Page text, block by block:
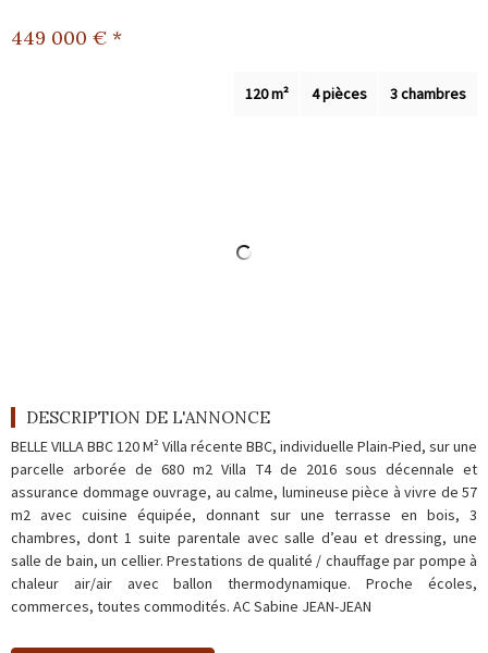
Gestion
449 000 € *
3 chambres
4 pièces
120 m²
DESCRIPTION DE L'ANNONCE
BELLE VILLA BBC 120 M² Villa récente BBC, individuelle Plain-Pied, sur une
parcelle arborée de 680 m2 Villa T4 de 2016 sous décennale et
assurance dommage ouvrage, au calme, lumineuse pièce à vivre de 57
m2 avec cuisine équipée, donnant sur une terrasse en bois, 3
chambres, dont 1 suite parentale avec salle d’eau et dressing, une
salle de bain, un cellier. Prestations de qualité / chauffage par pompe à
chaleur air/air avec ballon thermodynamique. Proche écoles,
commerces, toutes commodités. AC Sabine JEAN-JEAN